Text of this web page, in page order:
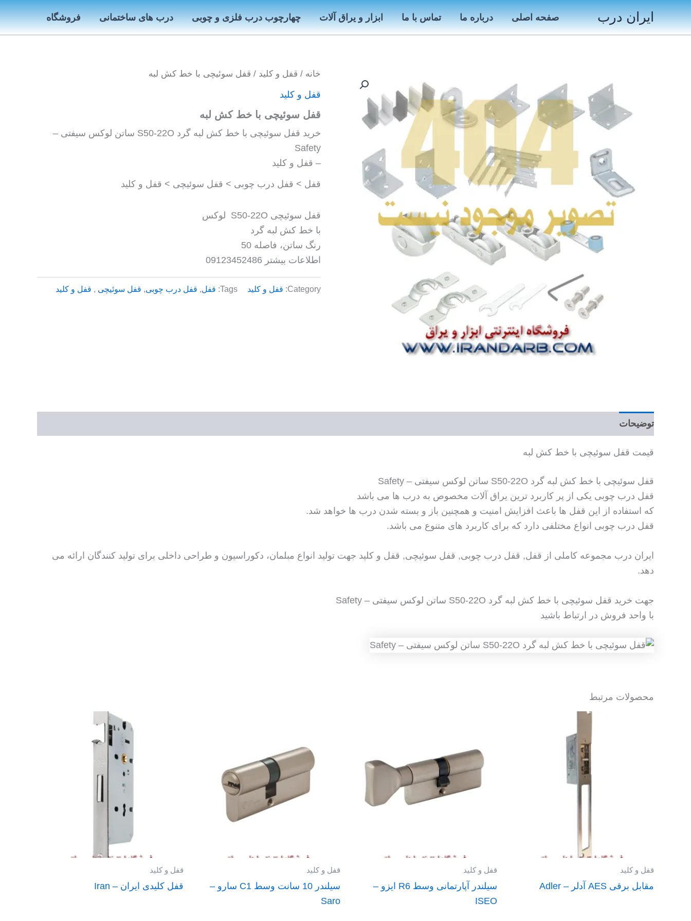
پرش
به
محتوا
ایران درب صفحه اصلی درباره ما تماس با ما ابزار و یراق آلات چهارچوب درب فلزی و چوبی درب های ساختمانی فروشگاه
خانه / قفل و کلید / قفل سوئیچی با خط کش لبه
قفل و کلید
قفل سوئیچی با خط کش لبه
خرید قفل سوئیچی با خط کش لبه گرد S50-22O ساتن لوکس سیفتی –
Safety
– قفل و کلید
قفل > قفل درب چوبی > قفل سوئیچی > قفل و کلید
قفل سوئیچی S50-22O لوکس
با خط کش لبه گرد
رنگ ساتن، فاصله 50
اطلاعات بیشتر 09123452486
Category: قفل و کلید Tags: قفل, قفل درب چوبی, قفل سوئیچی , قفل و کلید
توضیحات
قیمت قفل سوئیچی با خط کش لبه
قفل سوئیچی با خط کش لبه گرد S50-22O ساتن لوکس سیفتی – Safety
قفل درب چوبی یکی از پر کاربرد ترین یراق آلات مخصوص به درب ها می باشد
که استفاده از این قفل ها باعث افزایش امنیت و همچنین باز و بسته شدن درب ها خواهد شد.
قفل درب چوبی انواع مختلفی دارد که برای کاربرد های متنوع می باشد.
ایران درب مجموعه کاملی از قفل, قفل درب چوبی, قفل سوئیچی, قفل و کلید جهت تولید انواع مبلمان، دکوراسیون و طراحی داخلی برای تولید کنندگان ارائه می
دهد.
جهت خرید قفل سوئیچی با خط کش لبه گرد S50-22O ساتن لوکس سیفتی – Safety
با واحد فروش در ارتباط باشید
محصولات مرتبط
قفل و کلید
مقابل برقی AES آدلر – Adler
قفل و کلید
سیلندر آپارتمانی وسط R6 ایزو –
ISEO
قفل و کلید
سیلندر 10 سانت وسط C1 سارو –
Saro
قفل و کلید
قفل کلیدی ایران – Iran